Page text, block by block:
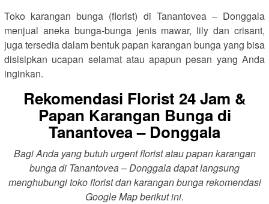
Toko karangan bunga (florist) di Tanantovea – Donggala
menjual aneka bunga-bunga jenis mawar, lily dan crisant,
juga tersedia dalam bentuk papan karangan bunga yang bisa
disisipkan ucapan selamat atau apapun pesan yang Anda
inginkan.
Rekomendasi Florist 24 Jam &
Papan Karangan Bunga di
Tanantovea – Donggala
Bagi Anda yang butuh urgent florist atau papan karangan
bunga di Tanantovea – Donggala dapat langsung
menghubungi toko florist dan karangan bunga rekomendasi
Google Map berikut ini.